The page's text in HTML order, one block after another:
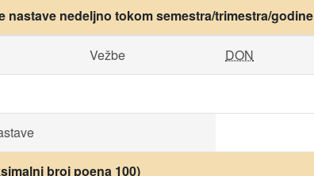
nastave nedeljno tokom semestra/trimestra/godine
Vežbe DON
broj poena 100)